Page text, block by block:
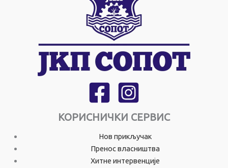
КОРИСНИЧКИ СЕРВИС
Нов прикључак
Пренос власништва
Хитне интервенције